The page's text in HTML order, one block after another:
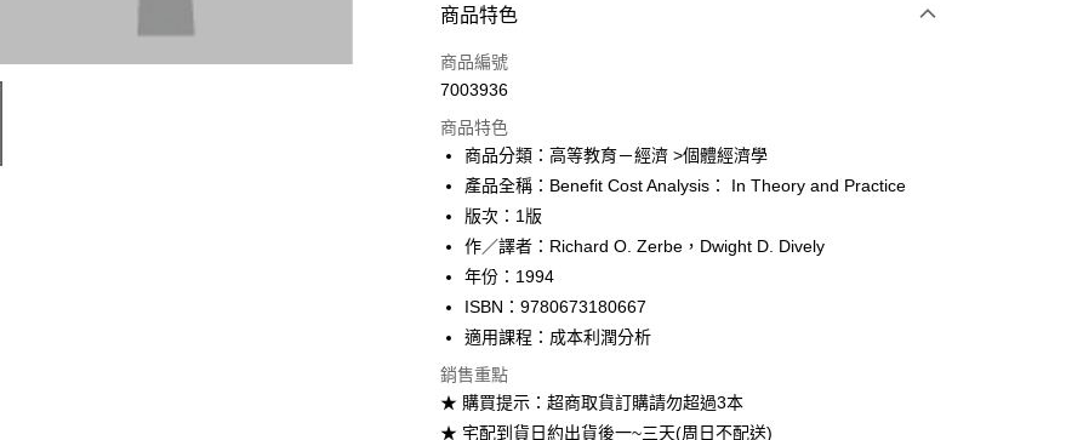
付款方式
信用卡一次付款
Apple Pay
Google Pay
ATM付款
運送方式
每筆NT$60
商品特色
商品編號
7003936
商品特色
商品分類：高等教育－經濟 >個體經濟學
產品全稱：Benefit Cost Analysis： In Theory and Practice
版次：1版
作／譯者：Richard O. Zerbe，Dwight D. Dively
年份：1994
ISBN：9780673180667
適用課程：成本利潤分析
銷售重點
★ 購買提示：超商取貨訂購請勿超過3本
★ 宅配到貨日約出貨後一~三天(周日不配送)